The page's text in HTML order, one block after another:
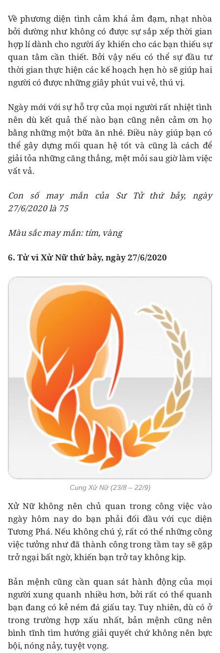
Về phương diện tình cảm khá ảm đạm, nhạt nhòa
bởi dường như không có được sự sắp xếp thời gian
hợp lí dành cho người ấy khiến cho các bạn thiếu sự
quan tâm cần thiết. Bởi vậy nếu có thể sự đầu tư
thời gian thực hiện các kế hoạch hẹn hò sẽ giúp hai
người có được những giây phút vui vẻ, thú vị.
Ngày mới với sự hỗ trợ của mọi người rất nhiệt tình
nên dù kết quả thế nào bạn cũng nên cảm ơn họ
bằng những một bữa ăn nhé. Điều này giúp bạn có
thể gây dựng mối quan hệ tốt và cũng là cách để
giải tỏa những căng thẳng, mệt mỏi sau giờ làm việc
vất vả.
Con số may mắn của Sư Tử thứ bảy, ngày
27/6/2020 là 75
Màu sắc may mắn: tím, vàng
6. Tử vi Xử Nữ thứ bảy, ngày 27/6/2020
Cung Xử Nữ (23/8 – 22/9)
Xử Nữ không nên chủ quan trong công việc vào
ngày hôm nay do bạn phải đối đầu với cục diện
Tương Phá. Nếu không chú ý, rất có thể những công
việc tưởng như đã thành công trong tầm tay sẽ gặp
trở ngại bất ngờ, khiến bạn trở tay không kịp.
Bản mệnh cũng cần quan sát hành động của mọi
người xung quanh nhiều hơn, bởi rất có thể quanh
bạn đang có kẻ ném đá giấu tay. Tuy nhiên, dù có ở
trong trường hợp xấu nhất, bản mệnh cũng nên
bình tĩnh tìm hướng giải quyết chứ không nên bực
bội, nóng nảy, tuyệt vọng.